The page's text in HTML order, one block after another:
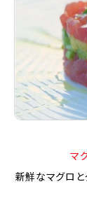
マ
新鮮なマグロと